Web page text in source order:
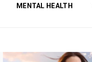
MENTAL HEALTH